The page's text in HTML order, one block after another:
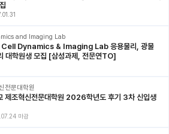
and Imaging Lab
대학원생 모집 [삼성과제, 전문연TO]
전문대학원
마감